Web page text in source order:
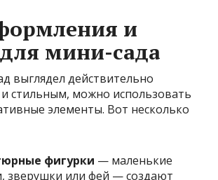
и
мини-сада
выглядел действительно
стильным, можно использовать
элементы. Вот несколько
фигурки — маленькие
зверушки или фей — создают